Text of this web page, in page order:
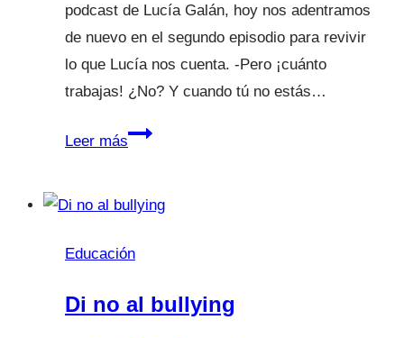
podcast de Lucía Galán, hoy nos adentramos
de nuevo en el segundo episodio para revivir
lo que Lucía nos cuenta. -Pero ¡cuánto
trabajas! ¿No? Y cuando tú no estás…
Leer másEl
Lucía
Episodio
Educación
Di no al bullying